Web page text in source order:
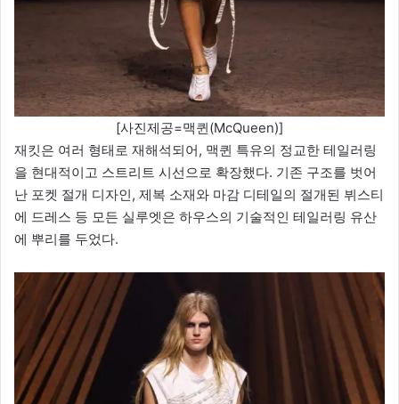
[사진제공=맥퀸(McQueen)]
재킷은 여러 형태로 재해석되어, 맥퀸 특유의 정교한 테일러링
을 현대적이고 스트리트 시선으로 확장했다. 기존 구조를 벗어
난 포켓 절개 디자인, 제복 소재와 마감 디테일의 절개된 뷔스티
에 드레스 등 모든 실루엣은 하우스의 기술적인 테일러링 유산
에 뿌리를 두었다.